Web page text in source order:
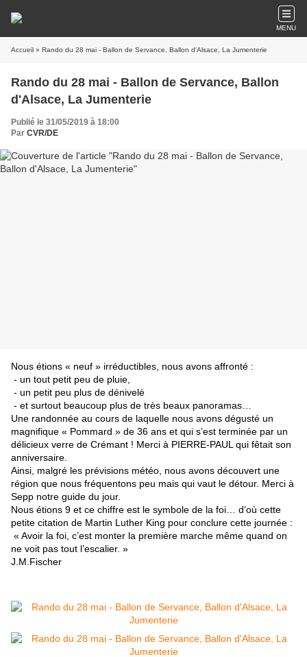
MENU
Accueil » Rando du 28 mai - Ballon de Servance, Ballon d'Alsace, La Jumenterie
Rando du 28 mai - Ballon de Servance, Ballon
d'Alsace, La Jumenterie
Publié le 31/05/2019 à 18:00
Par CVR/DE
Nous étions « neuf » irréductibles, nous avons affronté :
- un tout petit peu de pluie,
- un petit peu plus de dénivelé
- et surtout beaucoup plus de très beaux panoramas…
Une randonnée au cours de laquelle nous avons dégusté un
magnifique « Pommard » de 36 ans et qui s’est terminée par un
délicieux verre de Crémant ! Merci à PIERRE-PAUL qui fêtait son
anniversaire.
Ainsi, malgré les prévisions météo, nous avons découvert une
région que nous fréquentons peu mais qui vaut le détour. Merci à
Sepp notre guide du jour.
Nous étions 9 et ce chiffre est le symbole de la foi… d’où cette
petite citation de Martin Luther King pour conclure cette journée :
« Avoir la foi, c’est monter la première marche même quand on
ne voit pas tout l’escalier. »
J.M.Fischer